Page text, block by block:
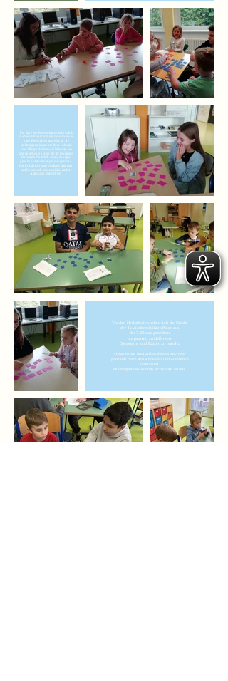
Für das erste Kennenlernen haben sich
die Siebtklässer für die Klasse 1a etwas
ganz Besonderes ausgedacht. Sie
stellten gemeinsam mit ihrer Lehrerin
Frau Dlugosch-Keim ein Memory her
und bastelten ein Herz für ihr jeweiliges
Patenkind. Natürlich wurde das Spiel
gleich in kleinen Gruppen ausprobiert.
Die Erstklässer waren hellauf begeistert
und freuen sich schon auf die nächste
Aktion mit ihren Paten.
Vor den Herbstferien haben sich die Kinder
der 1a wieder mit ihren Paten aus
der 7. Klasse getroffen,
um passend zu Halloween
Gespenster und Katzen zu basteln.
Dabei haben die Großen ihre Patenkinder
ganz toll beim Ausschneiden und Aufkleben
unterstützt.
Die Ergebnisse können sich sehen lassen.